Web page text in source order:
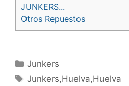
JUNKERS...
Otros Repuestos
Categorías
Junkers
Etiquetas
Junkers,Huelva,Huelva